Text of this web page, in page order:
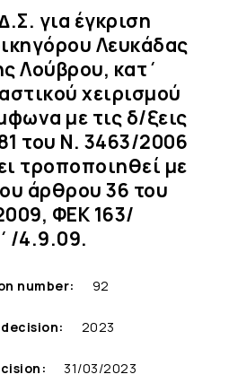
για έγκριση
Λευκάδας
Λούβρου, κατ΄
χειρισμού
με τις δ/ξεις
του Ν. 3463/2006
τροποποιηθεί με
άρθρου 36 του
ΦΕΚ 163/
4.9.09.
number: 92
2023
31/03/2023